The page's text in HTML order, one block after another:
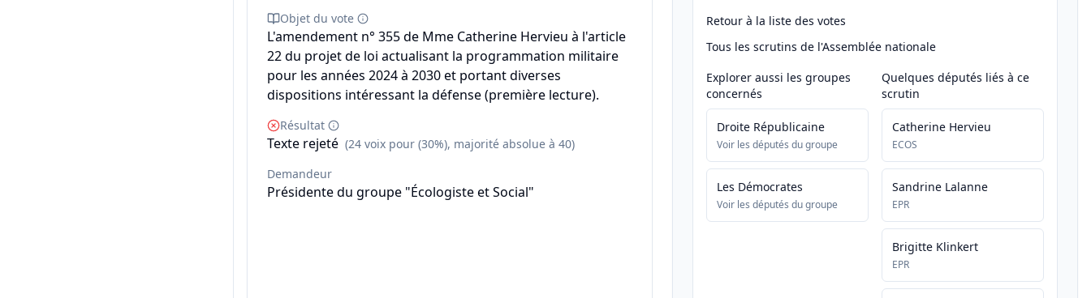
Objet du vote
L'amendement n° 355 de Mme Catherine Hervieu à l'article
22 du projet de loi actualisant la programmation militaire
pour les années 2024 à 2030 et portant diverses
dispositions intéressant la défense (première lecture).
Résultat
Texte rejeté (24 voix pour (30%), majorité absolue à 40)
Demandeur
Présidente du groupe "Écologiste et Social"
Retour à la liste des votes
Tous les scrutins de l'Assemblée nationale
Explorer aussi les groupes
concernés
Droite Républicaine
Voir les députés du groupe
Les Démocrates
Voir les députés du groupe
Quelques députés liés à ce
scrutin
Catherine Hervieu
ECOS
Sandrine Lalanne
EPR
Brigitte Klinkert
EPR